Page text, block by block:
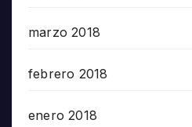
marzo 2018
febrero 2018
enero 2018